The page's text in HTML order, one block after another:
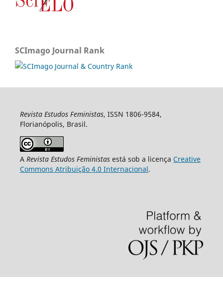
SCImago Journal Rank
Revista Estudos Feministas, ISSN 1806-9584,
Florianópolis, Brasil.
A Revista Estudos Feministasestá sob a licença Creative
Commons Atribuição 4.0 Internacional.